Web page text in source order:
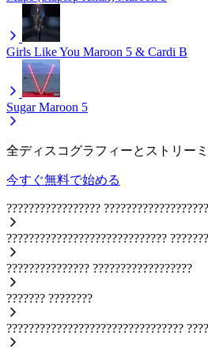
Girls Like You Maroon 5 & Cardi B
Sugar Maroon 5
全ディスコグラフィーとストリー
今すぐ無料で始める
?????????????????
?????????????????????????????
??????????????? ??????????????????
??????? ????????
????????????????????????????????